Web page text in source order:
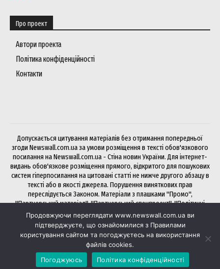
Про проект
Автори проекта
Політика конфіденційності
Контакти
Допускається цитування матеріалів без отримання попередньої
згоди Newswall.com.ua за умови розміщення в тексті обов'язкового
посилання на Newswall.com.ua - Стіна новин України. Для інтернет-
видань обов'язкове розміщення прямого, відкритого для пошукових
систем гіперпосилання на цитовані статті не нижче другого абзацу в
тексті або в якості джерела. Порушення виняткових прав
переслідується Законом. Матеріали з плашками "Промо",
"Партнерський матеріал", "Партнерський спецпроект", "Політичні
новини", "Прес-реліз", "PR", "Офіційно" публікуються на правах
реклами.
Хочете розмістити статтю чи посилання на NewsWall? Будь ласка,
черезбіржу Collaborator— зручно і швидко.
Продовжуючи переглядати www.newswall.com.ua ви
підтверджуєте, що ознайомилися з Правилами
користування сайтом та погоджуєтесь на використання
файлів cookies.
Погоджуюсь
Політика конфіденційності